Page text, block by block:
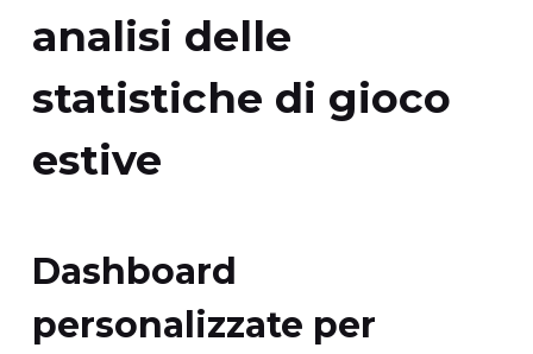
analisi delle
statistiche di gioco
estive
Dashboard
personalizzate per